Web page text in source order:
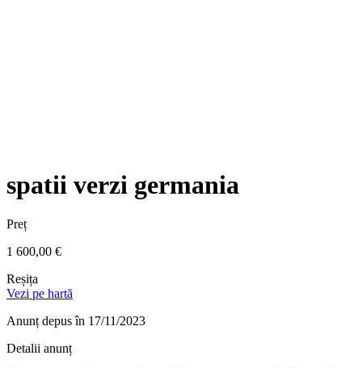
spatii verzi germania
Preț
1 600,00 €
Reșița
Vezi pe hartă
Anunț depusîn 17/11/2023
Detalii anunț